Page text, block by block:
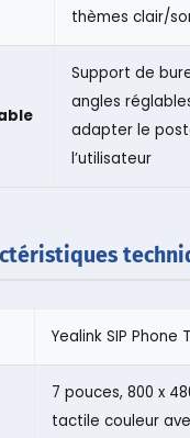
thèmes clair/
Support de
angles
adapter le
l’utilisateur
Yealink SIP Phone
7 pouces, 800 x
tactile couleur